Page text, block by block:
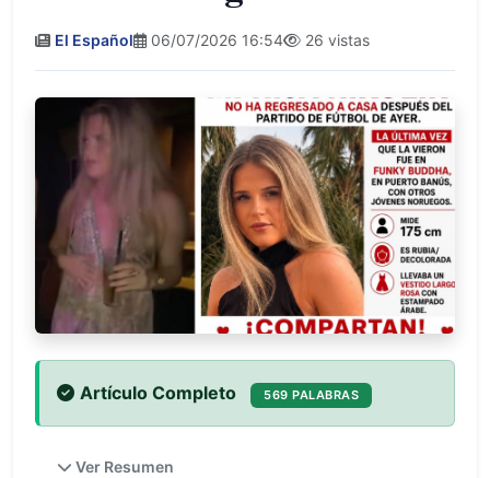
El Español 06/07/2026 16:54 26 vistas
Artículo Completo 569 PALABRAS
Ver Resumen